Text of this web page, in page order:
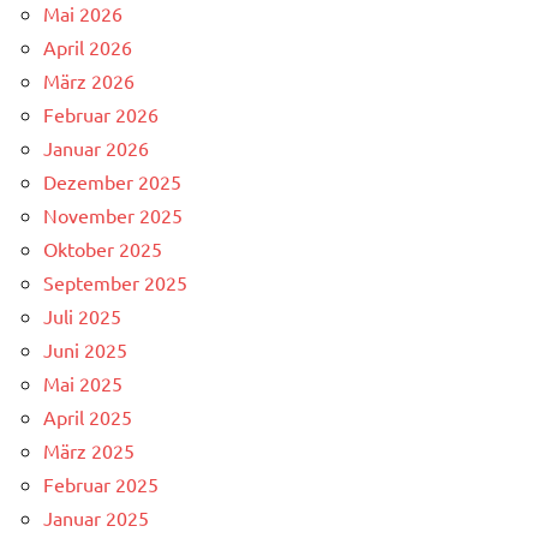
Mai 2026
April 2026
März 2026
Februar 2026
Januar 2026
Dezember 2025
November 2025
Oktober 2025
September 2025
Juli 2025
Juni 2025
Mai 2025
April 2025
März 2025
Februar 2025
Januar 2025